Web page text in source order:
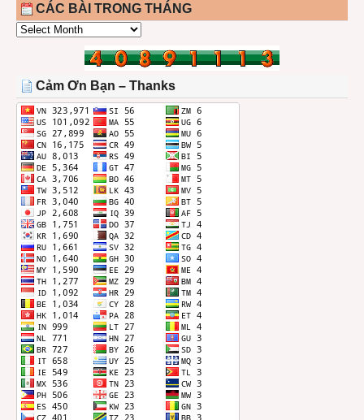
CÁC BÀI TRONG THÁNG
CÁC
THÁNG
Cảm Ơn Bạn – Thanks